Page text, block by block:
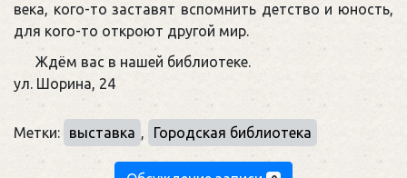
века, кого-то заставят вспомнить детство и юность,
для кого-то откроют другой мир.
Ждём вас в нашей библиотеке.
ул. Шорина, 24
Метки: выставка , Городская библиотека